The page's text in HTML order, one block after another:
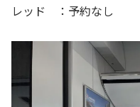
レッド ：予約なし